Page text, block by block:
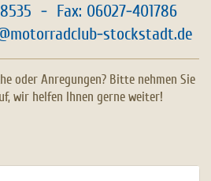
- Fax: 06027-401786
stockstadt.de
oder Anregungen? Bitte nehmen Sie
wir helfen Ihnen gerne weiter!